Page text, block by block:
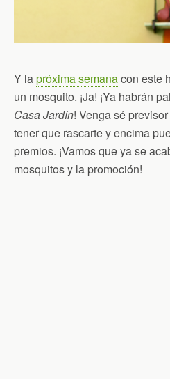
Y lapróxima semanacon este
un mosquito. ¡Ja! ¡Ya habrán
Casa Jardín! Venga sé
tener que rascarte y encima
premios. ¡Vamos que ya se
mosquitos y la promoción!